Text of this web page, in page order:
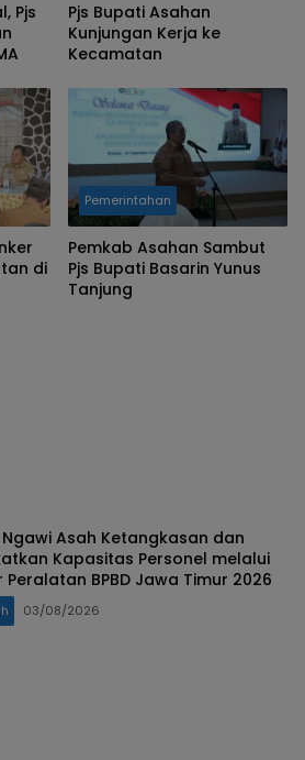
Pjs
Pjs Bupati Asahan
Kunjungan Kerja ke
Kecamatan
di
Pemerintahan
Pemkab Asahan Sambut
Pjs Bupati Basarin Yunus
Tanjung
Ngawi Asah Ketangkasan dan
Kapasitas Personel melalui
Peralatan BPBD Jawa Timur 2026
03/08/2026